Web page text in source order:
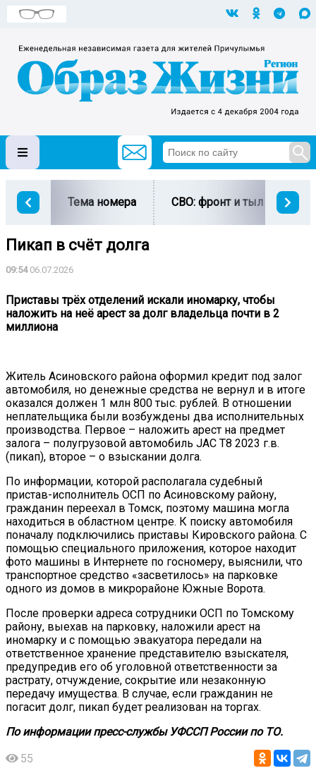
Тема номера СВО: фронт и тыл
Пикап в счёт долга
09:5406.07.2026
Приставы трёх отделений искали иномарку, чтобы
наложить на неё арест за долг владельца почти в 2
миллиона
Житель Асиновского района оформил кредит под залог
автомобиля, но денежные средства не вернул и в итоге
оказался должен 1 млн 800 тыс. рублей. В отношении
неплательщика были возбуждены два исполнительных
производства. Первое – наложить арест на предмет
залога – полугрузовой автомобиль JAC Т8 2023 г.в.
(пикап), второе – о взыскании долга.
По информации, которой располагала судебный
пристав-исполнитель ОСП по Асиновскому району,
гражданин переехал в Томск, поэтому машина могла
находиться в областном центре. К поиску автомобиля
поначалу подключились приставы Кировского района. С
помощью специального приложения, которое находит
фото машины в Интернете по госномеру, выяснили, что
транспортное средство «засветилось» на парковке
одного из домов в микрорайоне Южные Ворота.
После проверки адреса сотрудники ОСП по Томскому
району, выехав на парковку, наложили арест на
иномарку и с помощью эвакуатора передали на
ответственное хранение представителю взыскателя,
предупредив его об уголовной ответственности за
растрату, отчуждение, сокрытие или незаконную
передачу имущества. В случае, если гражданин не
погасит долг, пикап будет реализован на торгах.
По информации пресс-службы УФССП России по ТО.
55